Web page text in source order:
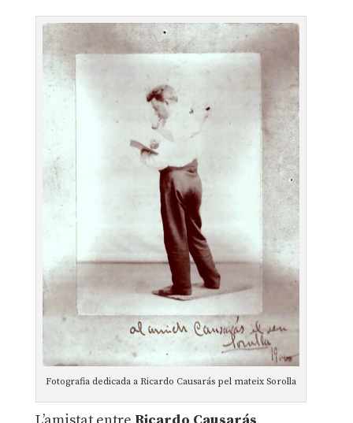
Fotografia dedicada a Ricardo Causarás pel mateix Sorolla